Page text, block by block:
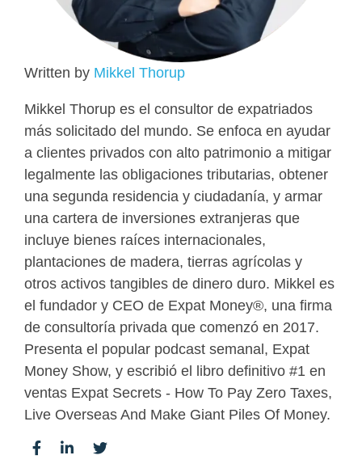
Written by Mikkel Thorup
Mikkel Thorup es el consultor de expatriados
más solicitado del mundo. Se enfoca en ayudar
a clientes privados con alto patrimonio a mitigar
legalmente las obligaciones tributarias, obtener
una segunda residencia y ciudadanía, y armar
una cartera de inversiones extranjeras que
incluye bienes raíces internacionales,
plantaciones de madera, tierras agrícolas y
otros activos tangibles de dinero duro. Mikkel es
el fundador y CEO de Expat Money®, una firma
de consultoría privada que comenzó en 2017.
Presenta el popular podcast semanal, Expat
Money Show, y escribió el libro definitivo #1 en
ventas Expat Secrets - How To Pay Zero Taxes,
Live Overseas And Make Giant Piles Of Money.